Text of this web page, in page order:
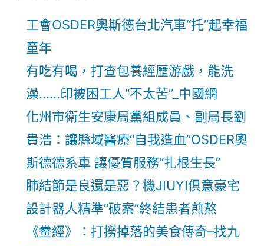
工會OSDER奧斯德台北汽車“托”起幸福
童年
有吃有喝，打查包養經歷游戲，能洗
澡……印被困工人“不太苦”_中國網
化州市衛生安康局黨組成員、副局長劉
貴浩：讓縣域醫療“自我造血”OSDER奧
斯德德系車 讓優質服務“扎根生長”
肺結節是良還是惡？機JIUYI俱意豪宅
設計器人精準“破案”終結患者煎熬
《鲞經》：打撈掉落的美食傳奇–找九